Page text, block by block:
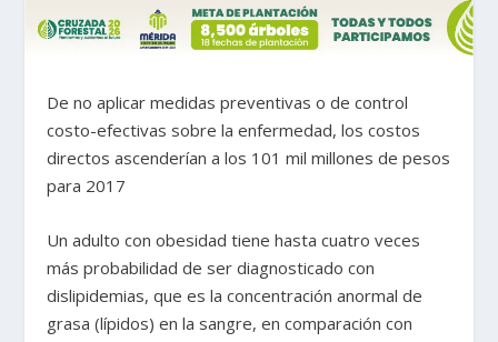
De no aplicar medidas preventivas o de control
costo-efectivas sobre la enfermedad, los costos
directos ascenderían a los 101 mil millones de pesos
para 2017
Un adulto con obesidad tiene hasta cuatro veces
más probabilidad de ser diagnosticado con
dislipidemias, que es la concentración anormal de
grasa (lípidos) en la sangre, en comparación con